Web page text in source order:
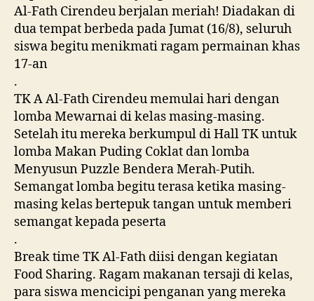
Al-Fath Cirendeu berjalan meriah! Diadakan di
dua tempat berbeda pada Jumat (16/8), seluruh
siswa begitu menikmati ragam permainan khas
17-an
.
TK A Al-Fath Cirendeu memulai hari dengan
lomba Mewarnai di kelas masing-masing.
Setelah itu mereka berkumpul di Hall TK untuk
lomba Makan Puding Coklat dan lomba
Menyusun Puzzle Bendera Merah-Putih.
Semangat lomba begitu terasa ketika masing-
masing kelas bertepuk tangan untuk memberi
semangat kepada peserta
.
Break time TK Al-Fath diisi dengan kegiatan
Food Sharing. Ragam makanan tersaji di kelas,
para siswa mencicipi penganan yang mereka